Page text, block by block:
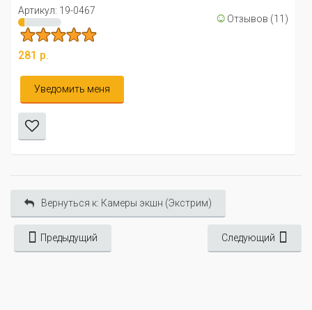
(11)
Уведомить меня
Вернуться к: Камеры экшн (Экстрим)
Предыдущий Следующий